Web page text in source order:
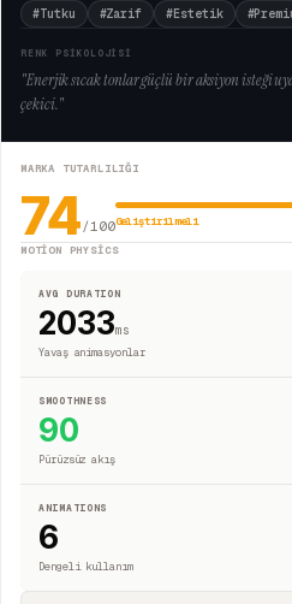
#Tutku #Zarif #Estetik
RENK PSİKOLOJİSİ
"Enerjik sıcak tonlar güçlü bir aksiyon isteği
çekici."
MARKA TUTARLILIĞI
74/100Geliştirilmeli
MOTION PHYSICS
AVG DURATION
2033ms
Yavaş animasyonlar
SMOOTHNESS
90
Pürüzsüz akış
ANIMATIONS
6
Dengeli kullanım